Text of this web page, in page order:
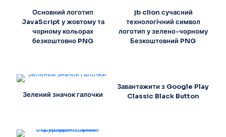
Основний логотип
JavaScript у жовтому та
чорному кольорах
безкоштовно PNG
jb clion сучасний
технологічний символ
логотип у зелено-чорному
Безкоштовний PNG
Зелений значок галочки
Завантажити з Google Play
Classic Black Button